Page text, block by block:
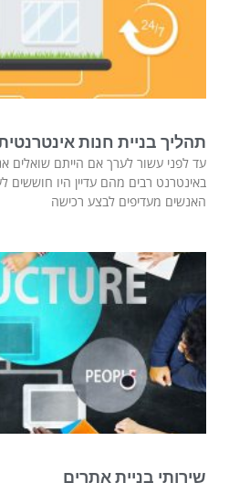
תהליך בניית חנות
עד לפני עשור לערך אם הייתם שואלים
באינטרנט רבים מהם עדיין היו חוששים
האנשים מעדיפים לבצע רכישה
שירותי בניית אתרים